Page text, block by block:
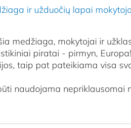
ir užduočių lapai
medžiaga, mokytojai ir
piratai - pirmyn,
taip pat pateikiama visa
naudojama nepriklausomai